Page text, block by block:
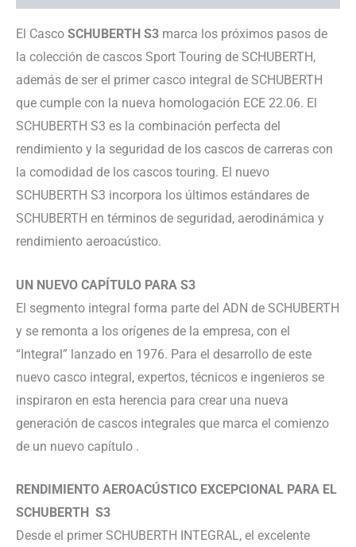
El Casco SCHUBERTH S3 marca los próximos pasos de
la colección de cascos Sport Touring de SCHUBERTH,
además de ser el primer casco integral de SCHUBERTH
que cumple con la nueva homologación ECE 22.06. El
SCHUBERTH S3 es la combinación perfecta del
rendimiento y la seguridad de los cascos de carreras con
la comodidad de los cascos touring. El nuevo
SCHUBERTH S3 incorpora los últimos estándares de
SCHUBERTH en términos de seguridad, aerodinámica y
rendimiento aeroacústico.
UN NUEVO CAPÍTULO PARA S3
El segmento integral forma parte del ADN de SCHUBERTH
y se remonta a los orígenes de la empresa, con el
“Integral” lanzado en 1976. Para el desarrollo de este
nuevo casco integral, expertos, técnicos e ingenieros se
inspiraron en esta herencia para crear una nueva
generación de cascos integrales que marca el comienzo
de un nuevo capítulo .
RENDIMIENTO AEROACÚSTICO EXCEPCIONAL PARA EL
SCHUBERTH S3
Desde el primer SCHUBERTH INTEGRAL, el excelente